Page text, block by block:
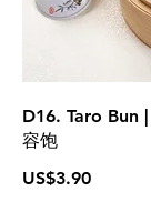
D16. Taro Bun |
容饱
US$3.90